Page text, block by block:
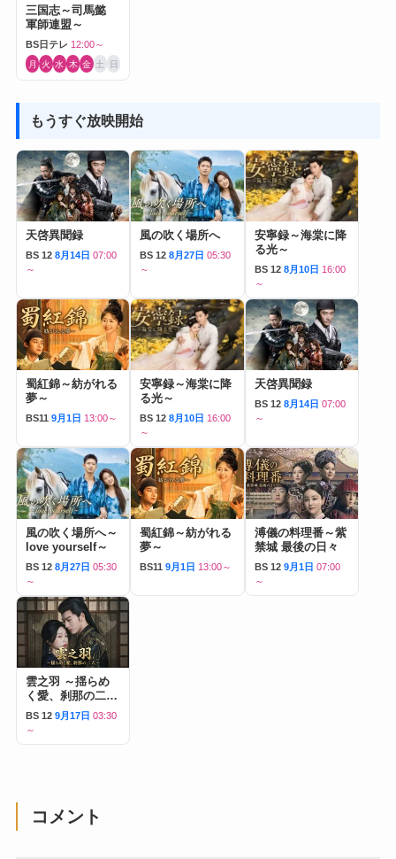
三国志～司馬懿
軍師連盟～
BS日テレ 12:00～
月 火 水 木 金 土 日
もうすぐ放映開始
天啓異聞録
BS 12 8月14日 07:00
～
風の吹く場所へ
BS 12 8月27日 05:30
～
安寧録～海棠に降
る光～
BS 12 8月10日 16:00
～
蜀紅錦～紡がれる
夢～
BS11 9月1日 13:00～
安寧録～海棠に降
る光～
BS 12 8月10日 16:00
～
天啓異聞録
BS 12 8月14日 07:00
～
風の吹く場所へ～
love yourself～
BS 12 8月27日 05:30
～
蜀紅錦～紡がれる
夢～
BS11 9月1日 13:00～
溥儀の料理番～紫
禁城 最後の日々
BS 12 9月1日 07:00
～
雲之羽 ～揺らめ
く愛、刹那の二人
～
BS 12 9月17日 03:30
～
コメント